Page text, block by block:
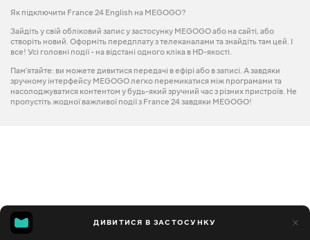
ДИВИТИСЯ В ЗАСТОСУНКУ
Як підключити France 24 English на MEGOGO?
Зайдіть у свій обліковий запис у застосунку MEGOGO або на сайті, або
створіть новий. Оформіть передплату з телеканалами та знайдіть там цей. І
все! Усі головні події - на відстані одного кліка в HD-якості.
Пам'ятайте: ви можете дивитися передачі в ефірі або в записі. А завдяки
зручному інтерфейсу MEGOGO легко перемикатися між програмами та
насолоджуватися контентом у будь-який зручний час з різних пристроїв. Не
пропустіть жодної важливої події з France 24 завдяки MEGOGO!